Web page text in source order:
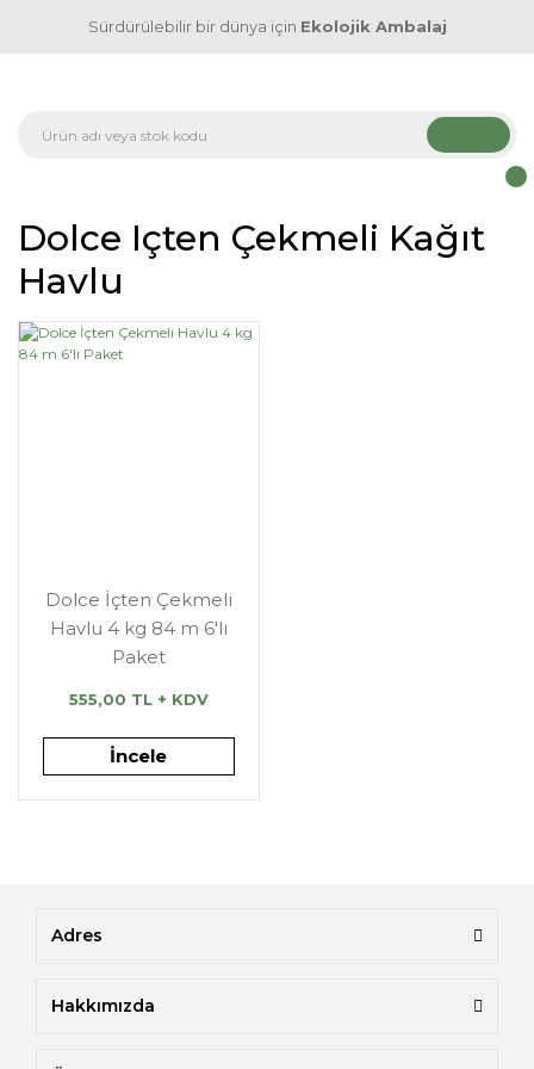
Sürdürülebilir bir dünya için Ekolojik Ambalaj
Dolce Içten Çekmeli Kağıt
Havlu
Dolce İçten Çekmeli
Havlu 4 kg 84 m 6'lı
Paket
555,00 TL + KDV
İncele
Adres
Hakkımızda